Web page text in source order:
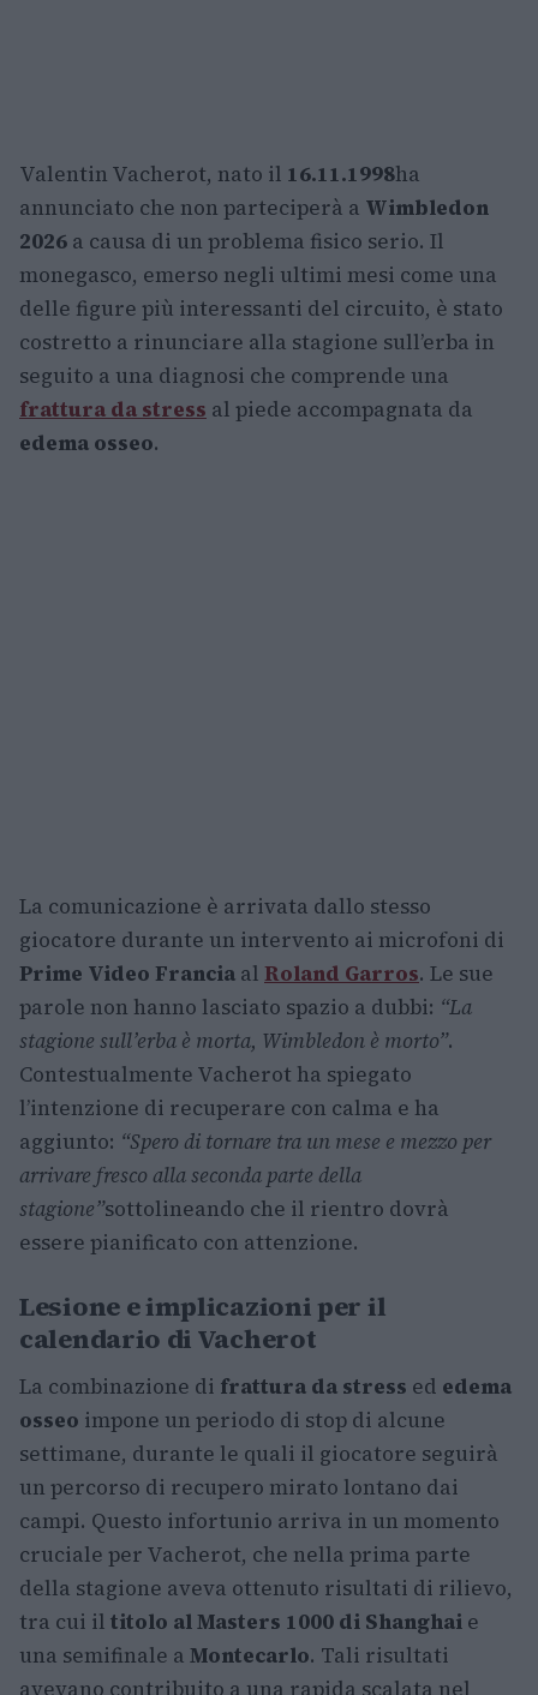
Valentin Vacherot, nato il 16.11.1998ha
annunciato che non parteciperà a Wimbledon
2026 a causa di un problema fisico serio. Il
monegasco, emerso negli ultimi mesi come una
delle figure più interessanti del circuito, è stato
costretto a rinunciare alla stagione sull’erba in
seguito a una diagnosi che comprende una
frattura da stress al piede accompagnata da
edema osseo.
La comunicazione è arrivata dallo stesso
giocatore durante un intervento ai microfoni di
Prime Video Francia al Roland Garros. Le sue
parole non hanno lasciato spazio a dubbi: “La
stagione sull’erba è morta, Wimbledon è morto”.
Contestualmente Vacherot ha spiegato
l’intenzione di recuperare con calma e ha
aggiunto: “Spero di tornare tra un mese e mezzo per
arrivare fresco alla seconda parte della
stagione”sottolineando che il rientro dovrà
essere pianificato con attenzione.
Lesione e implicazioni per il
calendario di Vacherot
La combinazione di frattura da stress ed edema
osseo impone un periodo di stop di alcune
settimane, durante le quali il giocatore seguirà
un percorso di recupero mirato lontano dai
campi. Questo infortunio arriva in un momento
cruciale per Vacherot, che nella prima parte
della stagione aveva ottenuto risultati di rilievo,
tra cui il titolo al Masters 1000 di Shanghai e
una semifinale a Montecarlo. Tali risultati